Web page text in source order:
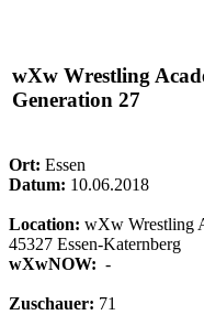
wXw Wrestling
Generation 27
Ort: Essen
Datum: 10.06.2018
Location: wXw Wrestling
45327 Essen-Katernberg
wXwNOW: -
Zuschauer: 71